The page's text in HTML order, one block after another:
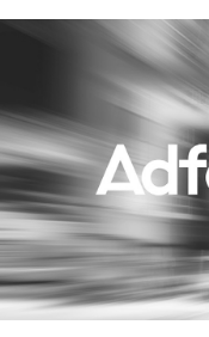
Menu
Home
9 sept: GenAI-training
12 nov: MarketingLive!
Adverteren